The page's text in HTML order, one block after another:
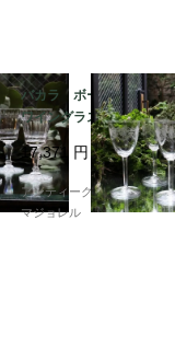
バカラ ボーアルネ
ワイングラス 5911
17,371 円
アンティークギャラリー
マジョレル